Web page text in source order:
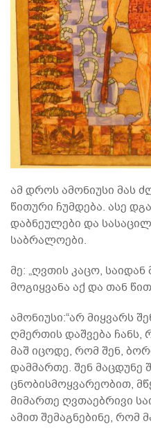
ამ დროს ამონიუსი მას
წითური ჩუმდება. ასე
დაბნეულები და
საბრალოები.
მე: „ღვთის კაცო,
მოგიყვანა აქ და თან
ამონიუსი:“არ მიყვარს
ღმერთის დაშვება ჩანს,
მაშ იცოდე, რომ შენ,
დამმართე. შენ მაცდუნე
ცნობისმოყვარეობით,
მიმართე ღვთაებრივი
ამით შემაგნებინე, რომ